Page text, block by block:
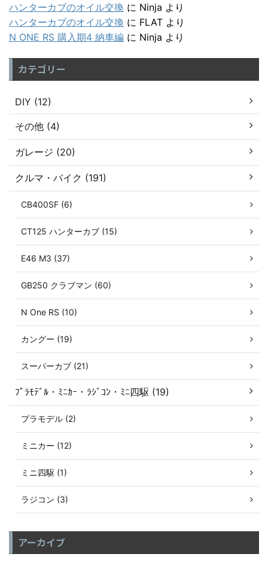
ハンターカブのオイル交換 に Ninja より
ハンターカブのオイル交換 に FLAT より
N ONE RS 購入期4 納車編 に Ninja より
カテゴリー
DIY (12)
その他 (4)
ガレージ (20)
クルマ・バイク (191)
CB400SF (6)
CT125 ハンターカブ (15)
E46 M3 (37)
GB250 クラブマン (60)
N One RS (10)
カングー (19)
スーパーカブ (21)
ﾌﾟﾗﾓﾃﾞﾙ・ﾐﾆｶｰ・ﾗｼﾞｺﾝ・ﾐﾆ四駆 (19)
プラモデル (2)
ミニカー (12)
ミニ四駆 (1)
ラジコン (3)
アーカイブ